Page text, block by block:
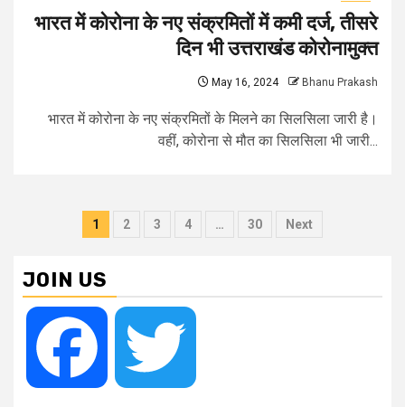
भारत में कोरोना के नए संक्रमितों में कमी दर्ज, तीसरे
दिन भी उत्तराखंड कोरोनामुक्त
May 16, 2024 Bhanu Prakash
भारत में कोरोना के नए संक्रमितों के मिलने का सिलसिला जारी है।
वहीं, कोरोना से मौत का सिलसिला भी जारी...
Posts
1 2 3 4 … 30 Next
JOIN US
Facebook